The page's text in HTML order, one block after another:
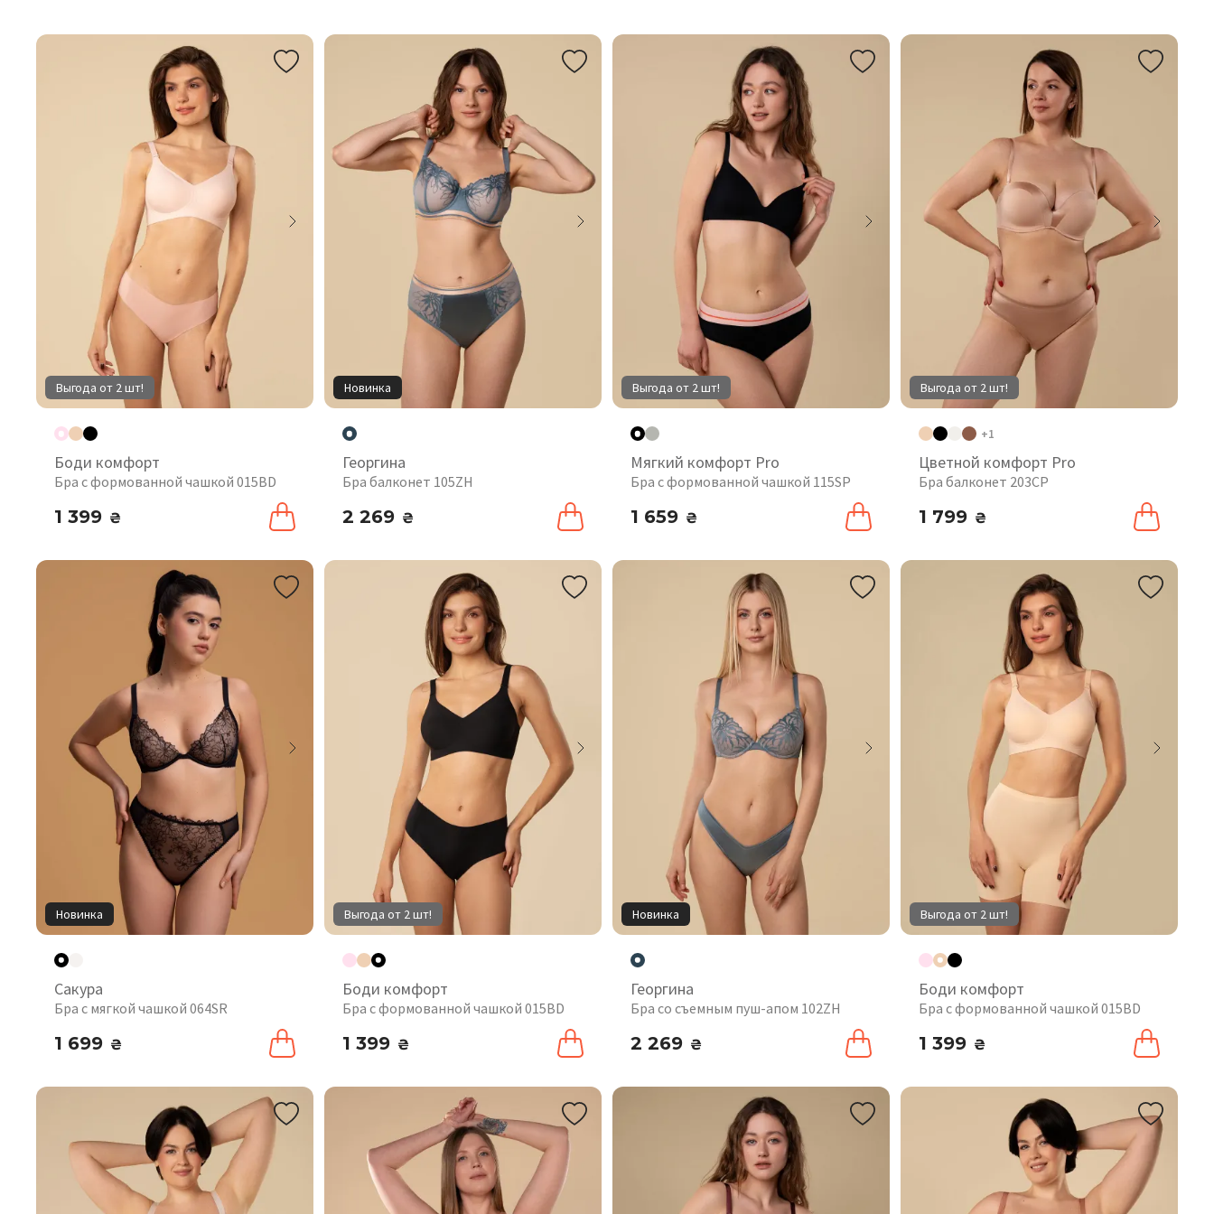
Выгода от 2 шт!
Боди комфорт
Бра с формованной чашкой 015BD
1 399 ₴
Новинка
Георгина
Бра балконет 105ZH
2 269 ₴
Выгода от 2 шт!
Мягкий комфорт Pro
Бра с формованной чашкой 115SP
1 659 ₴
Выгода от 2 шт!
+1
Цветной комфорт Pro
Бра балконет 203CP
1 799 ₴
Новинка
Сакура
Бра с мягкой чашкой 064SR
1 699 ₴
Выгода от 2 шт!
Боди комфорт
Бра с формованной чашкой 015BD
1 399 ₴
Новинка
Георгина
Бра со съемным пуш-апом 102ZH
2 269 ₴
Выгода от 2 шт!
Боди комфорт
Бра с формованной чашкой 015BD
1 399 ₴